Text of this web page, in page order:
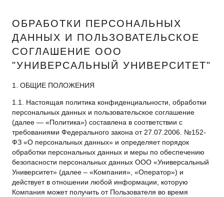
ОБРАБОТКИ ПЕРСОНАЛЬНЫХ
ДАННЫХ И ПОЛЬЗОВАТЕЛЬСКОЕ
СОГЛАШЕНИЕ ООО
"УНИВЕРСАЛЬНЫЙ УНИВЕРСИТЕТ"
1. ОБЩИЕ ПОЛОЖЕНИЯ
1.1. Настоящая политика конфиденциальности, обработки
персональных данных и пользовательское соглашение
(далее — «Политика») составлена в соответствии с
требованиями Федерального закона от 27.07.2006. №152-
ФЗ «О персональных данных» и определяет порядок
обработки персональных данных и меры по обеспечению
безопасности персональных данных ООО «Универсальный
Университет» (далее – «Компания», «Оператор») и
действует в отношении любой информации, которую
Компания может получить от Пользователя во время